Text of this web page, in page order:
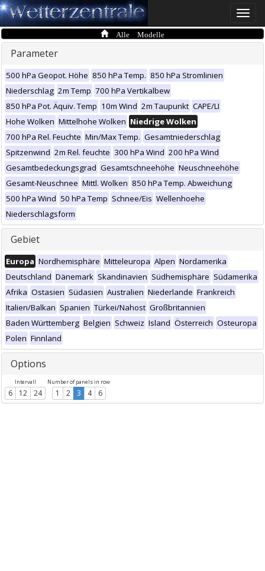
Toggle
Alle Modelle
Parameter
500 hPa Geopot. Höhe 850 hPa Temp. 850 hPa Stromlinien
Niederschlag 2m Temp 700 hPa Vertikalbew
850 hPa Pot. Äquiv. Temp 10m Wind 2m Taupunkt CAPE/LI
Hohe Wolken Mittelhohe Wolken Niedrige Wolken
700 hPa Rel. Feuchte Min/Max Temp. Gesamtniederschlag
Spitzenwind 2m Rel. feuchte 300 hPa Wind 200 hPa Wind
Gesamtbedeckungsgrad Gesamtschneehöhe Neuschneehöhe
Gesamt-Neuschnee Mittl. Wolken 850 hPa Temp. Abweichung
500 hPa Wind 50 hPa Temp Schnee/Eis Wellenhoehe
Niederschlagsform
Gebiet
Europa Nordhemisphäre Mitteleuropa Alpen Nordamerika
Deutschland Dänemark Skandinavien Südhemisphäre Südamerika
Afrika Ostasien Südasien Australien Niederlande Frankreich
Italien/Balkan Spanien Türkei/Nahost Großbritannien
Baden Württemberg Belgien Schweiz Island Österreich Osteuropa
Polen Finnland
Options
Intervall
6 12 24
Number of panels in row
1 2 3 4 6